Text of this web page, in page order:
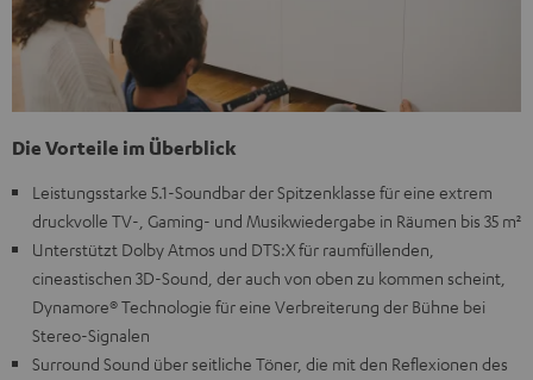
Die Vorteile im Überblick
Leistungsstarke 5.1-Soundbar der Spitzenklasse für eine extrem
druckvolle TV-, Gaming- und Musikwiedergabe in Räumen bis 35 m²
Unterstützt Dolby Atmos und DTS:X für raumfüllenden,
cineastischen 3D-Sound, der auch von oben zu kommen scheint,
Dynamore® Technologie für eine Verbreiterung der Bühne bei
Stereo-Signalen
Surround Sound über seitliche Töner, die mit den Reflexionen des